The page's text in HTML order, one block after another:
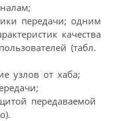
передачи; одним
качества
(табл.
узлов от хаба;
передаваемой